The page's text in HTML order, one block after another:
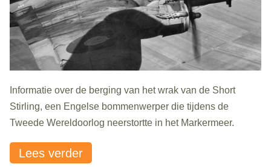
Informatie over de berging van het wrak van de Short
Stirling, een Engelse bommenwerper die tijdens de
Tweede Wereldoorlog neerstortte in het Markermeer.
Lees verder